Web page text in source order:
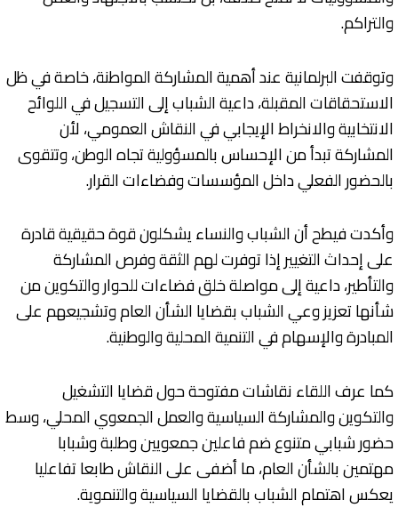
والتراكم.
وتوقفت البرلمانية عند أهمية المشاركة المواطنة، خاصة في ظل
الاستحقاقات المقبلة، داعية الشباب إلى التسجيل في اللوائح
الانتخابية والانخراط الإيجابي في النقاش العمومي، لأن
المشاركة تبدأ من الإحساس بالمسؤولية تجاه الوطن، وتتقوى
بالحضور الفعلي داخل المؤسسات وفضاءات القرار.
وأكدت فيطح أن الشباب والنساء يشكلون قوة حقيقية قادرة
على إحداث التغيير إذا توفرت لهم الثقة وفرص المشاركة
والتأطير، داعية إلى مواصلة خلق فضاءات للحوار والتكوين من
شأنها تعزيز وعي الشباب بقضايا الشأن العام وتشجيعهم على
المبادرة والإسهام في التنمية المحلية والوطنية.
كما عرف اللقاء نقاشات مفتوحة حول قضايا التشغيل
والتكوين والمشاركة السياسية والعمل الجمعوي المحلي، وسط
حضور شبابي متنوع ضم فاعلين جمعويين وطلبة وشبابا
مهتمين بالشأن العام، ما أضفى على النقاش طابعا تفاعليا
يعكس اهتمام الشباب بالقضايا السياسية والتنموية.